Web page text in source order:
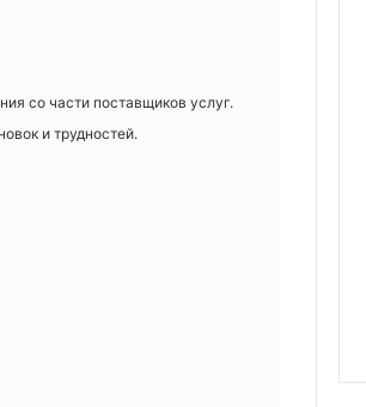
со части поставщиков услуг.
и трудностей.